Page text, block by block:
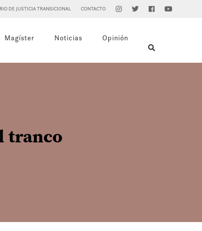
DE JUSTICIA TRANSICIONAL CONTACTO
Magíster Noticias Opinión
tranco